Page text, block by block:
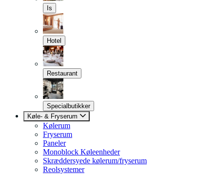
Is
Hotel
Restaurant
Specialbutikker
Køle- & Fryserum
Kølerum
Fryserum
Paneler
Monoblock Køleenheder
Skræddersyede kølerum/fryserum
Reolsystemer